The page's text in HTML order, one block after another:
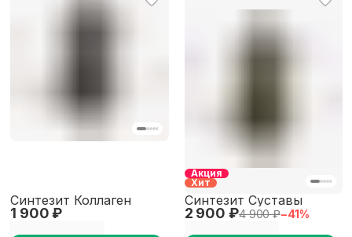
1 900 ₽
Синтезит Коллаген
Акция
Хит
2 900 ₽4 900 ₽−41%
Синтезит Суставы